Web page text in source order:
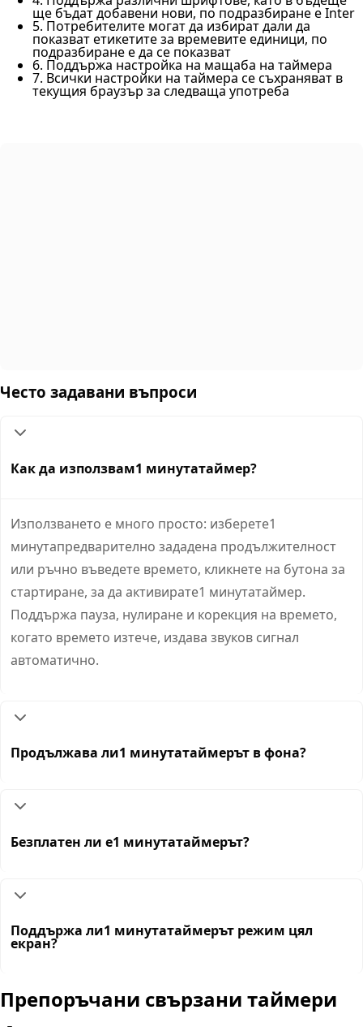
ще бъдат добавени нови, по подразбиране е Inter
5. Потребителите могат да избират дали да
показват етикетите за времевите единици, по
подразбиране е да се показват
6. Поддържа настройка на мащаба на таймера
7. Всички настройки на таймера се съхраняват в
текущия браузър за следваща употреба
Често задавани въпроси
Как да използвам1 минутатаймер?
Използването е много просто: изберете1
минутапредварително зададена продължителност
или ръчно въведете времето, кликнете на бутона за
стартиране, за да активирате1 минутатаймер.
Поддържа пауза, нулиране и корекция на времето,
когато времето изтече, издава звуков сигнал
автоматично.
Продължава ли1 минутатаймерът в фона?
Безплатен ли е1 минутатаймерът?
Поддържа ли1 минутатаймерът режим цял
екран?
Препоръчани свързани таймери